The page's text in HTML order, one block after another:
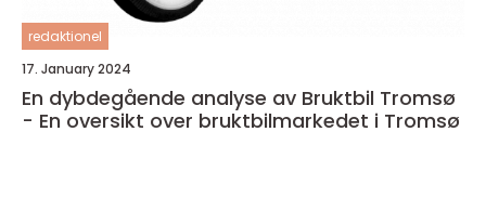
redaktionel
17. January 2024
En dybdegående analyse av Bruktbil Tromsø
- En oversikt over bruktbilmarkedet i Tromsø